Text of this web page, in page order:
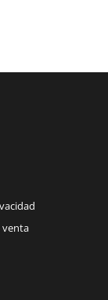
venta